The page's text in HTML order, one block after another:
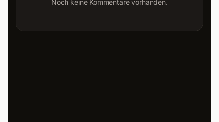
Noch keine Kommentare vorhanden.